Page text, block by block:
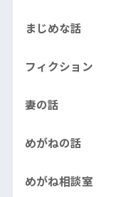
まじめな話
フィクション
妻の話
めがねの話
めがね相談室